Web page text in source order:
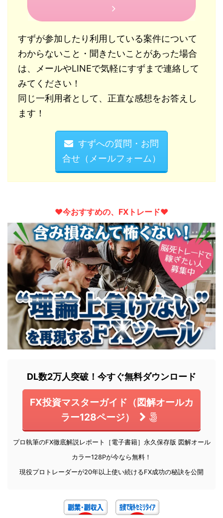
すずが参加したり利用している案件について
わからないこと・聞きたいことがあった場合
は、メールやLINEで気軽にすずまで連絡して
みてください！
同じ一利用者として、正直な感想をお答えし
ます！
すずへの質問・お問
合せ（メールフォーム）
♥︎今おすすめの、FXトレード♥︎
DL数2万人突破！今すぐ無料ダウンロード
FX投資マスターガイド（図解オールカ
ラー128ページ）
プロ執筆のFX徹底解説レポート［電子書籍］永久保存版 図解オール
カラー128Pが今なら無料！
現役プロトレーダーが20年以上使い続けるFX成功の秘訣を公開